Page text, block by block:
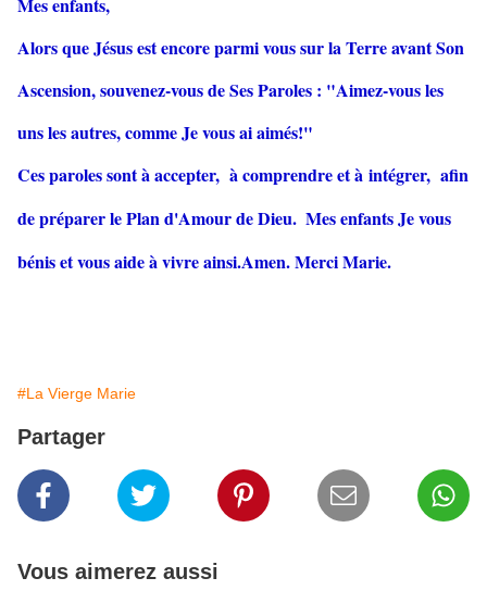
Alors que Jésus est encore parmi vous sur la Terre avant Son
Ascension, souvenez-vous de Ses Paroles : "Aimez-vous les
uns les autres, comme Je vous ai aimés!"
Ces paroles sont à accepter, à comprendre et à intégrer, afin
de préparer le Plan d'Amour de Dieu. Mes enfants Je vous
bénis et vous aide à vivre ainsi.Amen. Merci Marie.
#La Vierge Marie
Partager
Vous aimerez aussi